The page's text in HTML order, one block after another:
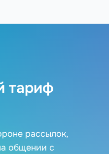
тариф
рассылок,
общении с